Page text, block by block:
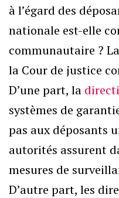
à l’égard des
nationale est-elle
communautaire ?
la Cour de justice
D’une part, la
systèmes de
pas aux déposants
autorités assurent
mesures de
D’autre part, les